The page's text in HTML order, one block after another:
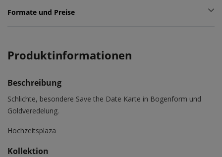
Formate und Preise
Produktinformationen
Beschreibung
Schlichte, besondere Save the Date Karte in Bogenform und
Goldveredelung.
Hochzeitsplaza
Kollektion